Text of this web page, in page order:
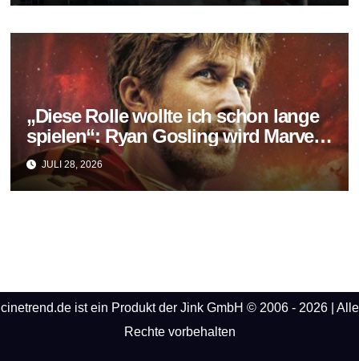
„Diese Rolle wollte ich schon lange
spielen“: Ryan Gosling wird Marvels
neuer Ghost Rider
JULI 28, 2026
cinetrend.de ist ein Produkt der Jink GmbH © 2006 - 2026 | Alle
Rechte vorbehalten